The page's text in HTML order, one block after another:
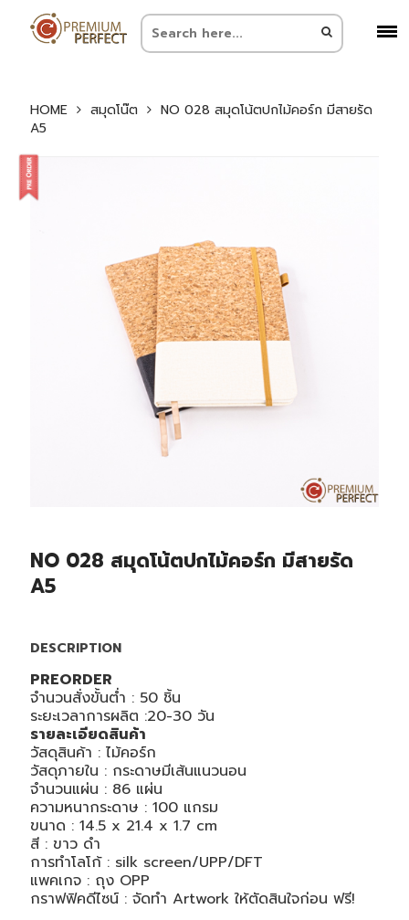
HOME สมุดโน๊ต
NO 028 สมุดโน้ตปกไม้คอร์ก มีสายรัด
A5
NO 028 สมุดโน้ตปกไม้คอร์ก มีสายรัด
A5
DESCRIPTION
PREORDER
จำนวนสั่งขั้นต่ำ : 50 ชิ้น
ระยะเวลาการผลิต :20-30 วัน
รายละเอียดสินค้า
วัสดุสินค้า : ไม้คอร์ก
วัสดุภายใน : กระดาษมีเส้นแนวนอน
จำนวนแผ่น : 86 แผ่น
ความหนากระดาษ : 100 แกรม
ขนาด : 14.5 x 21.4 x 1.7 cm
สี : ขาว ดำ
การทำโลโก้ : silk screen/UPP/DFT
แพคเกจ : ถุง OPP
กราฟฟิคดีไซน์ : จัดทำ Artwork ให้ตัดสินใจก่อน ฟรี!